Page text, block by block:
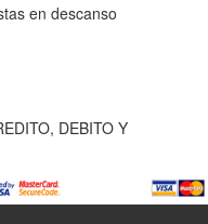
en descanso
DEBITO Y